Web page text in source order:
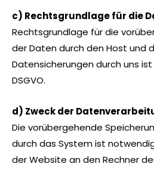
c) Rechtsgrundlage für die
Rechtsgrundlage für die
der Daten durch den Host und
Datensicherungen durch uns ist
DSGVO.
d) Zweck der
Die vorübergehende
durch das System ist
der Website an den Rechner